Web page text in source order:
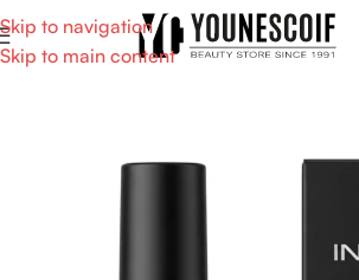
Skip to navigation
Skip to main content